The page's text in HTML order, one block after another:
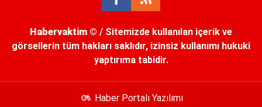
Habervaktim © / Sitemizde kullanılan içerik ve
görsellerin tüm hakları saklıdır, izinsiz kullanımı hukuki
yaptırıma tabidir.
Haber Portalı Yazılımı